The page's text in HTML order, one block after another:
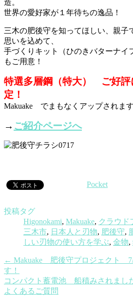
造。
世界の愛好家が１年待ちの逸品！
三木の肥後守を知ってほしい、親子
思いを込めて、
手づくりキット（ひのきバターナイ
もご用意！
特選多層鋼（特大） ご好評
定！
Makuake でまもなくアップされま
→ ご紹介ページへ
Pocket
投稿タグ
Higonokami, Makuake, クラウド
三木市, 日本人と刃物, 肥後守,
しい刃物の使い方を学ぶ, 金物,
← Makuake 肥後守プロジェクト 7/
す！
コンパクト蓄電池 船積みされまし
よくあるご質問